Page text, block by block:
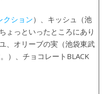
クション）、キッシュ（池
ょっといったところにあり
、オリーブの実（池袋東武
）、チョコレートBLACK